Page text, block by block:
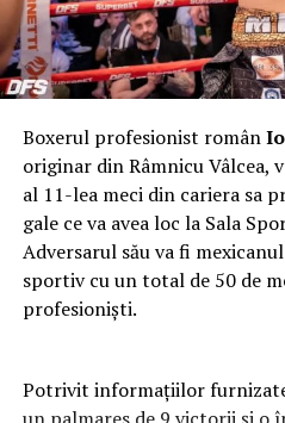
Boxerul profesionist român
originar din Râmnicu Vâlcea,
al 11-lea meci din cariera sa
gale ce va avea loc la Sala
Adversarul său va fi mexicanul
sportiv cu un total de 50 de
profesioniști.
Potrivit informațiilor